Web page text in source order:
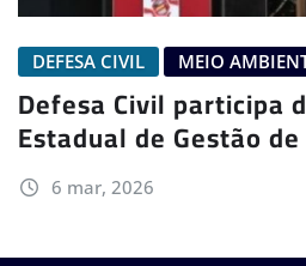
DEFESA CIVIL MEIO
Defesa Civil participa
Estadual de Gestão
6 mar, 2026